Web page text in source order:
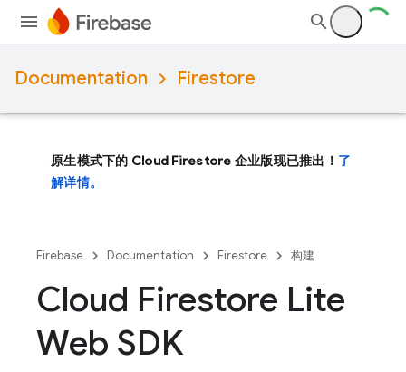
Documentation Firestore
原生模式下的 Cloud Firestore 企业版现已推出！ 了
解详情。
Firebase Documentation Firestore 构建
Cloud Firestore Lite
Web SDK